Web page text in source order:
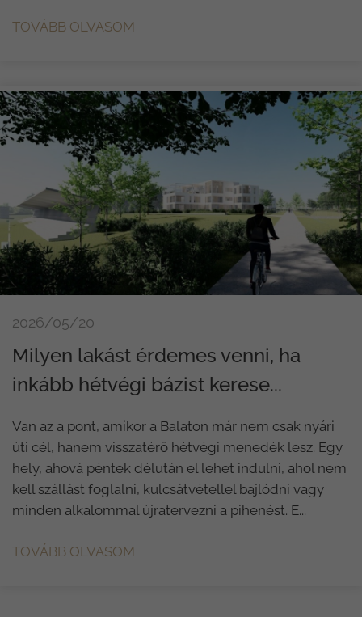
TOVÁBB OLVASOM
2026/05/20
Milyen lakást érdemes venni, ha
inkább hétvégi bázist kerese...
Van az a pont, amikor a Balaton már nem csak nyári
úti cél, hanem visszatérő hétvégi menedék lesz. Egy
hely, ahová péntek délután el lehet indulni, ahol nem
kell szállást foglalni, kulcsátvétellel bajlódni vagy
minden alkalommal újratervezni a pihenést. E...
TOVÁBB OLVASOM